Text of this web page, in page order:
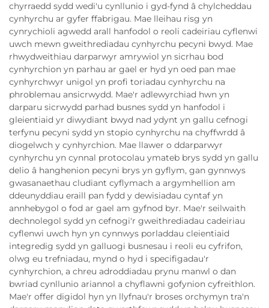
chyrraedd sydd wedi'u cynllunio i gyd-fynd â chylcheddau
cynhyrchu ar gyfer ffabrigau. Mae lleihau risg yn
cynrychioli agwedd arall hanfodol o reoli cadeiriau cyflenwi
uwch mewn gweithrediadau cynhyrchu pecyni bwyd. Mae
rhwydweithiau darparwyr amrywiol yn sicrhau bod
cynhyrchion yn parhau ar gael er hyd yn oed pan mae
cynhyrchwyr unigol yn profi toriadau cynhyrchu na
phroblemau ansicrwydd. Mae'r adlewyrchiad hwn yn
darparu sicrwydd parhad busnes sydd yn hanfodol i
gleientiaid yr diwydiant bwyd nad ydynt yn gallu cefnogi
terfynu pecyni sydd yn stopio cynhyrchu na chyffwrdd â
diogelwch y cynhyrchion. Mae llawer o ddarparwyr
cynhyrchu yn cynnal protocolau ymateb brys sydd yn gallu
delio â hanghenion pecyni brys yn gyflym, gan gynnwys
gwasanaethau cludiant cyflymach a argymhellion am
ddeunyddiau eraill pan fydd y dewisiadau cyntaf yn
annhebygol o fod ar gael am gyfnod byr. Mae'r seilwaith
dechnolegol sydd yn cefnogi'r gweithrediadau cadeiriau
cyflenwi uwch hyn yn cynnwys porladdau cleientiaid
integredig sydd yn galluogi busnesau i reoli eu cyfrifon,
olwg eu trefniadau, mynd o hyd i specifigadau'r
cynhyrchion, a chreu adroddiadau prynu manwl o dan
bwriad cynllunio ariannol a chyflawni gofynion cyfreithlon.
Mae'r offer digidol hyn yn llyfnau'r broses orchymyn tra'n